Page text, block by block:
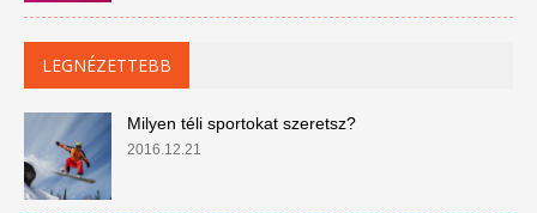
LEGNÉZETTEBB
Milyen téli sportokat szeretsz?
2016.12.21